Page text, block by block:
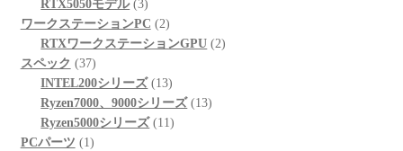
品
商
品
個
の
商
RTX5050モデル 33
個
の
品
ワークステーションPC 22
個
商
品
RTXワークステーションGPU 22
スペック 3737
個
の
商
品
INTEL200シリーズ 1313
個
の
Ryzen7000、9000シリーズ 1313
Ryzen5000シリーズ 1111
PCパーツ 11